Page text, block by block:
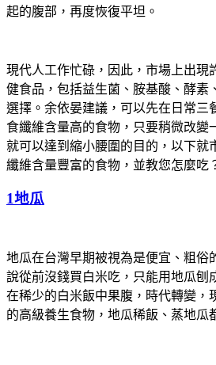
起的腹部，再度恢復平坦。
現代人工作忙碌，因此，市場上出現
健食品，包括益生菌、胺基酸、酵素
選擇。余依晏建議，可以先在日常三
食纖維含量高的食物，只要稍微改變
就可以達到縮小腰圍的目的，以下就
纖維含量豐富的食物，並教您怎麼吃
1地瓜
地瓜在台灣早期被視為是便宜、粗俗
說從前沒錢買白米吃，只能用地瓜刨
在稀少的白米飯中果腹，時代轉變，
的高級養生食物，地瓜稀飯、蒸地瓜